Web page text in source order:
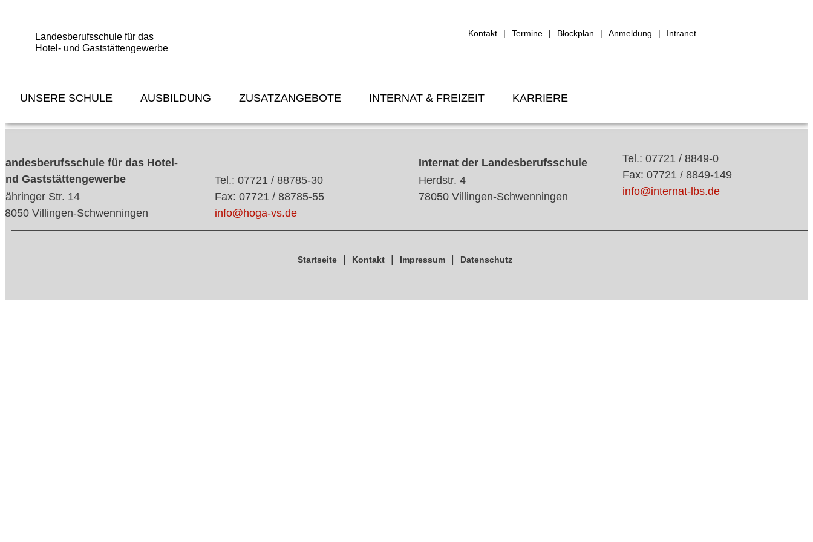
Landesberufsschule für das
Hotel- und Gaststättengewerbe
Kontakt Termine Blockplan Anmeldung Intranet
UNSERE SCHULE AUSBILDUNG ZUSATZANGEBOTE INTERNAT & FREIZEIT KARRIERE
für das Hotel-
Gaststättengewerbe
Str. 14
Villingen-Schwenningen
Tel.: 07721 / 88785-30
Fax: 07721 / 88785-55
info@hoga-vs.de
Internat der Landesberufsschule
Herdstr. 4
78050 Villingen-Schwenningen
Tel.: 07721 / 8849-0
Fax: 07721 / 8849-149
info@internat-lbs.de
Startseite Kontakt Impressum Datenschutz